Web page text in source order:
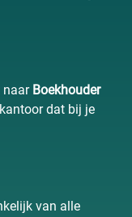
naar Boekhouder
dat bij je
van alle